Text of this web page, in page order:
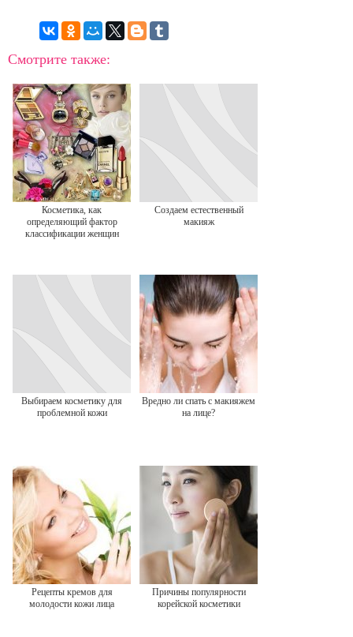
Смотрите также:
Косметика, как
определяющий фактор
классификации женщин
Создаем естественный
макияж
Выбираем косметику для
проблемной кожи
Вредно ли спать с макияжем
на лице?
Рецепты кремов для
молодости кожи лица
Причины популярности
корейской косметики